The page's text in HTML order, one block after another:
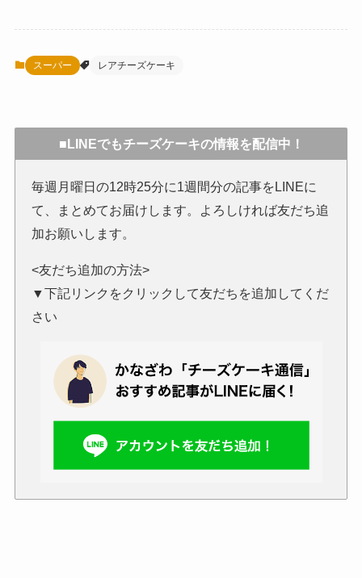
スーパー レアチーズケーキ
■LINEでもチーズケーキの情報を配信中！
毎週月曜日の12時25分に1週間分の記事をLINEに
て、まとめてお届けします。よろしければ友だち追
加お願いします。
<友だち追加の方法>
▼下記リンクをクリックして友だちを追加してくだ
さい